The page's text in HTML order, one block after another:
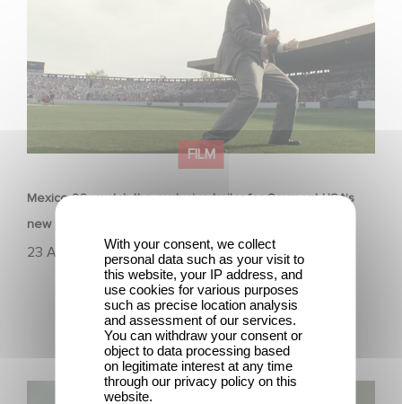
FILM
Mexico 86 : watch the exclusive trailer for Gaumont USA’s
new production
23 April 2026
Between power, secrets, and manipulation, discover
With your consent, we collect
personal data such as your visit to
this website, your IP address, and
use cookies for various purposes
such as precise location analysis
and assessment of our services.
You can withdraw your consent or
object to data processing based
on legitimate interest at any time
through our privacy policy on this
website.